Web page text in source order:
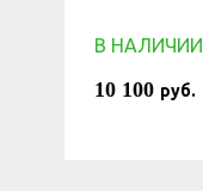
В НАЛИЧИИ
10 100 руб.